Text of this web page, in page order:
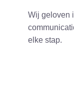
Wij geloven
elke stap.